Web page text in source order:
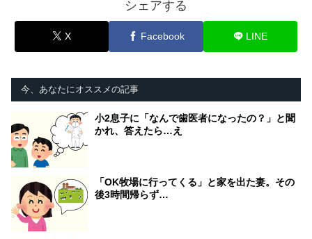
シェアする
X Facebook LINE
今、あなたにオススメの記事
小2息子に「なんで歯医者になったの？」と聞
かれ、答えたら…え
「OK牧場に行ってくる」と家を出た妻。その
後3時間帰らず…